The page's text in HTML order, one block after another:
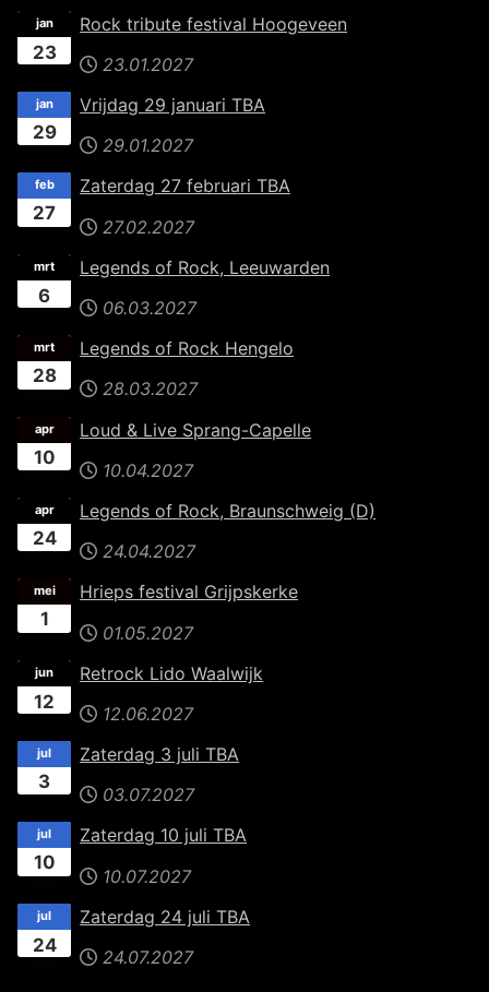
23
jan
Rock tribute festival Hoogeveen
23.01.2027
29
jan
Vrijdag 29 januari TBA
29.01.2027
27
feb
Zaterdag 27 februari TBA
27.02.2027
6
mrt
Legends of Rock, Leeuwarden
06.03.2027
28
mrt
Legends of Rock Hengelo
28.03.2027
10
apr
Loud & Live Sprang-Capelle
10.04.2027
24
apr
Legends of Rock, Braunschweig (D)
24.04.2027
1
mei
Hrieps festival Grijpskerke
01.05.2027
12
jun
Retrock Lido Waalwijk
12.06.2027
3
jul
Zaterdag 3 juli TBA
03.07.2027
10
jul
Zaterdag 10 juli TBA
10.07.2027
24
jul
Zaterdag 24 juli TBA
24.07.2027